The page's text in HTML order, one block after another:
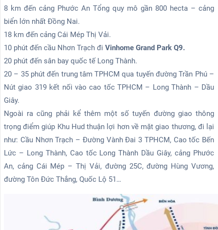
8 km đến cảng Phước An Tổng quy mô gần 800 hecta – cảng
biển lớn nhất Đồng Nai.
18 km đến cảng Cái Mép Thị Vải.
10 phút đến cầu Nhơn Trạch đi Vinhome Grand Park Q9.
20 phút đến sân bay quốc tế Long Thành.
20 – 35 phút đến trung tâm TPHCM qua tuyến đường Trần Phú –
Nút giao 319 kết nối vào cao tốc TPHCM – Long Thành – Dầu
Giây.
Ngoài ra cũng phải kể thêm một số tuyến đường giao thông
trọng điểm giúp Khu Hud thuận lợi hơn về mặt giao thương, đi lại
như: Cầu Nhơn Trạch – Đường Vành Đai 3 TPHCM, Cao tốc Bến
Lức – Long Thành, Cao tốc Long Thành Dầu Giây, cảng Phước
An, cảng Cái Mép – Thị Vải, đường 25C, đường Hùng Vương,
đường Tôn Đức Thắng, Quốc Lộ 51…